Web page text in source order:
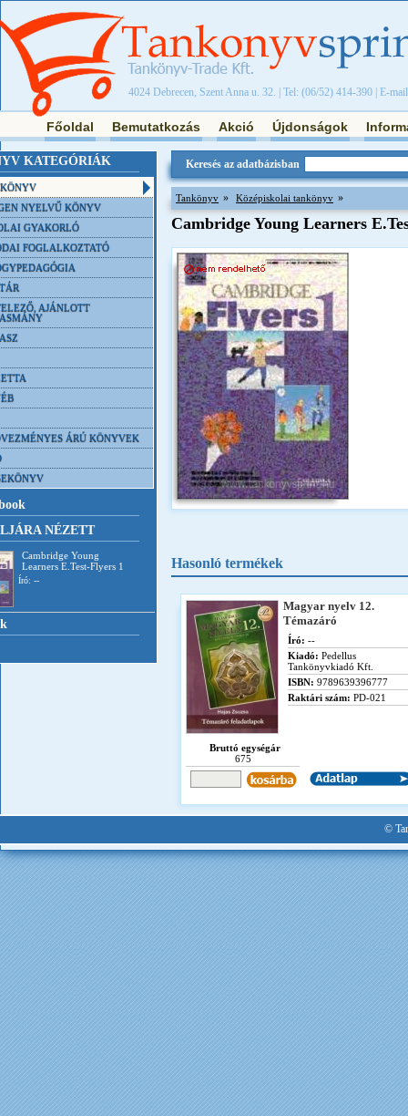
4024 Debrecen, Szent Anna u. 32. | Tel: (06/52) 414-390 | E-
Főoldal Bemutatkozás Akció Újdonságok
KATEGÓRIÁK
NYELVŰ KÖNYV
GYAKORLÓ
FOGLALKOZTATÓ
AJÁNLOTT
ÁRÚ KÖNYVEK
NÉZETT
Cambridge Young
Learners E.Test-Flyers 1
Író: --
Keresés az adatbázisban
Tankönyv » Középiskolai tankönyv »
Cambridge Young Learners
Hasonló termékek
Magyar nyelv 12.
Témazáró
Író: --
Kiadó: Pedellus
Tankönyvkiadó Kft.
ISBN: 9789639396777
Raktári szám: PD-021
Bruttó egységár
675
©